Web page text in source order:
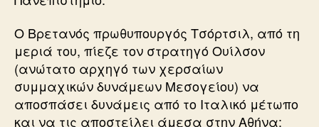
Ο Βρετανός πρωθυπουργός Τσόρτσιλ, από τη
μεριά του, πίεζε τον στρατηγό Ουίλσον
(ανώτατο αρχηγό των χερσαίων
συμμαχικών δυνάμεων Μεσογείου) να
αποσπάσει δυνάμεις από το Ιταλικό μέτωπο
και να τις αποστείλει άμεσα στην Αθήνα: